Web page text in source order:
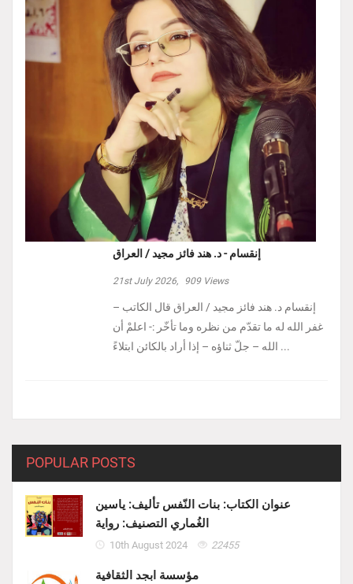
إنقسام - د. هند فائز مجيد / العراق
21st July 2026, 909Views
إنقسام د. هند فائز مجيد / العراق ‏قال الكاتب –
غفر الله له ما تقدّم من نظره وما تأخّر :- ‏اعلمْ أن
الله – جلّ ثناؤه – إذا أراد بالكائن ابتلاءً ...
POPULAR POSTS
عنوان الكتاب: بنات النّفس تأليف: ياسين
الغُماري التصنيف: رواية
10th August 2024 22455
مؤسسة ابجد الثقافية